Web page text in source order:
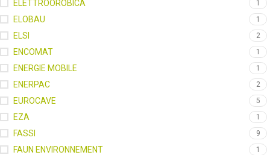
ELETTROOROBICA 1
ELOBAU 1
ELSI 2
ENCOMAT 1
ENERGIE MOBILE 1
ENERPAC 2
EUROCAVE 5
EZA 1
FASSI 9
FAUN ENVIRONNEMENT 1